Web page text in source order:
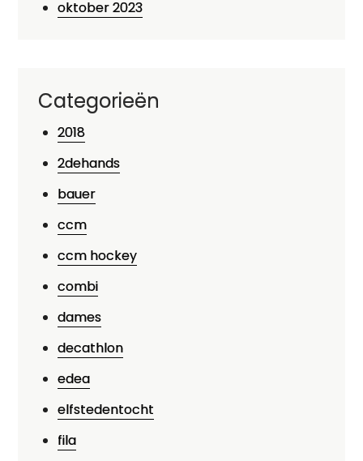
oktober 2023
Categorieën
2018
2dehands
bauer
ccm
ccm hockey
combi
dames
decathlon
edea
elfstedentocht
fila